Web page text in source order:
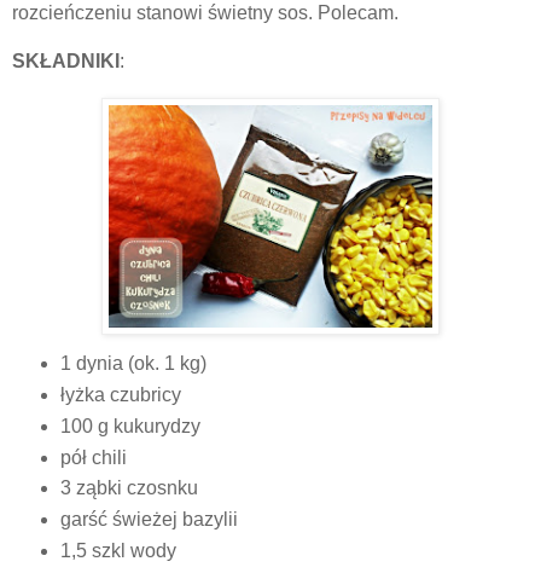
rozcieńczeniu stanowi świetny sos. Polecam.
SKŁADNIKI :
1 dynia (ok. 1 kg)
łyżka czubricy
100 g kukurydzy
pół chili
3 ząbki czosnku
garść świeżej bazylii
1,5 szkl wody